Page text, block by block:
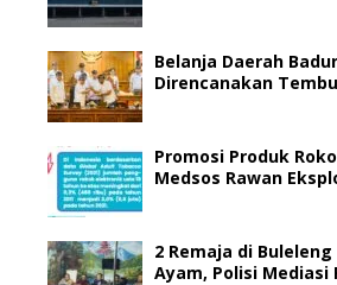
Belanja Daerah
Direncanakan
Promosi Produk
Medsos Rawan
2 Remaja di
Ayam, Polisi Mediasi